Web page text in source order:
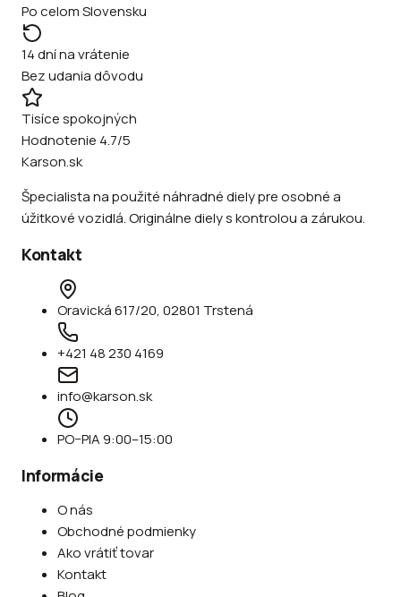
Po celom Slovensku
14 dní na vrátenie
Bez udania dôvodu
Tisíce spokojných
Hodnotenie 4.7/5
Karson.sk
Špecialista na použité náhradné diely pre osobné a
úžitkové vozidlá. Originálne diely s kontrolou a zárukou.
Kontakt
Oravická 617/20, 02801 Trstená
+421 48 230 4169
info@karson.sk
PO–PIA 9:00–15:00
Informácie
O nás
Obchodné podmienky
Ako vrátiť tovar
Kontakt